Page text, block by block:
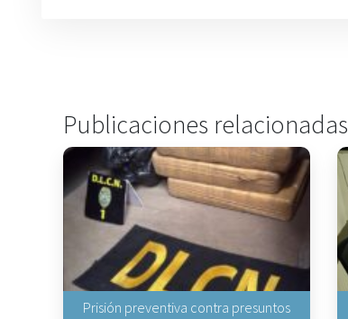
Publicaciones relacionadas
Prisión preventiva contra presuntos